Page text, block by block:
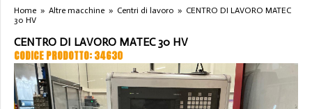
Home » Altre macchine » Centri di lavoro » CENTRO DI LAVORO MATEC
30 HV
CENTRO DI LAVORO MATEC 30 HV
CODICE PRODOTTO: 34630